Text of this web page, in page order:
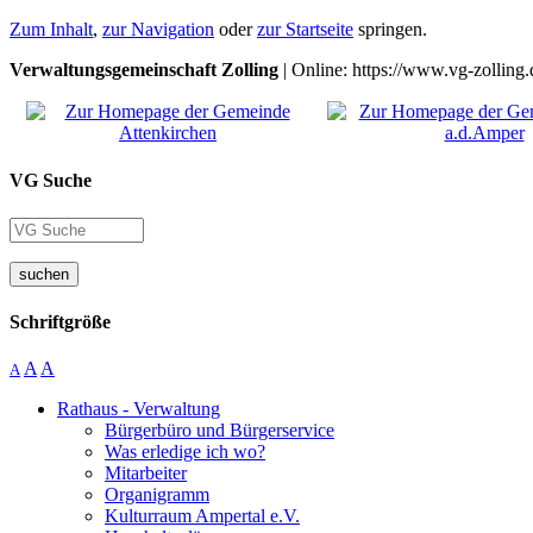
Zum Inhalt, zur Navigation oderzur Startseite springen.
Verwaltungsgemeinschaft Zolling | Online: https://www.vg-
VG Suche
suchen
Schriftgröße
A A A
Rathaus - Verwaltung
Bürgerbüro und Bürgerservice
Was erledige ich wo?
Mitarbeiter
Organigramm
Kulturraum Ampertal e.V.